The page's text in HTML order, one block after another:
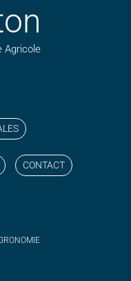
Agricole
CONTACT